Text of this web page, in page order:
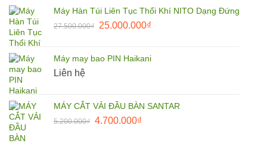
1.650.000₫.là:
1.500.000₫.
Máy Hàn Túi Liên Tục Thổi Khí NITO Dạng Đứng
27.500.000₫
Giá
27.500.000₫.
25.000.000₫Giá
là:
Máy may bao PIN Haikani
Liên hệ
MÁY CẮT VẢI ĐẦU BÀN SANTAR
5.200.000₫ Giá
4.700.000₫Giá